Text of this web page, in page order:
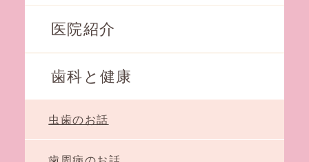
医院紹介
歯科と健康
虫歯のお話